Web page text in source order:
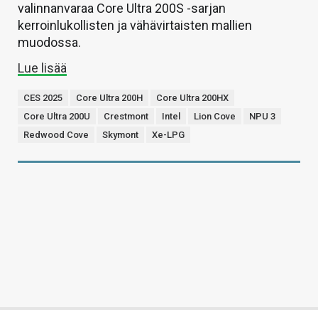
valinnanvaraa Core Ultra 200S -sarjan
kerroinlukollisten ja vähävirtaisten mallien
muodossa.
Lue lisää
CES 2025 Core Ultra 200H
Core Ultra 200HX
Core Ultra 200U
Crestmont Intel Lion Cove
NPU 3
Redwood Cove
Skymont Xe-LPG